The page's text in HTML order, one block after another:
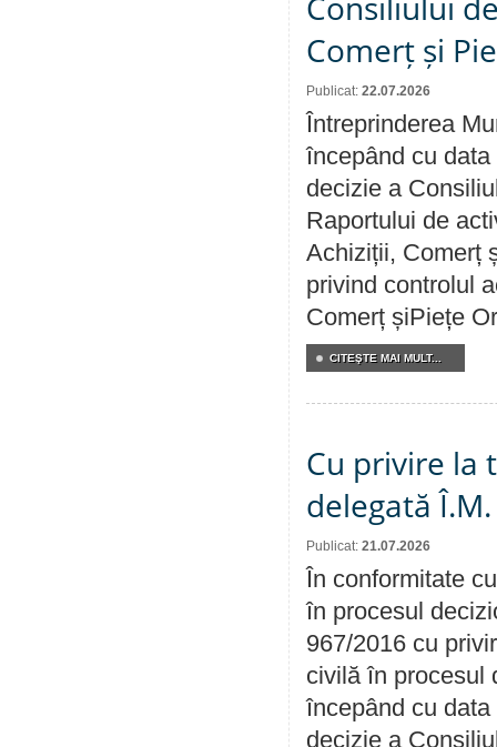
Comerț și
Publicat: 22.07.2026
Întreprinderea
începând cu
decizie a
Raportului de
Achiziții, Comerț
privind controlul
Comerț șiPiețe
CITEŞTE MAI MULT...
Cu privire la
delegată
Publicat: 21.07.2026
În conformitate
în procesul
967/2016 cu
civilă în procesul
începând cu
decizie a